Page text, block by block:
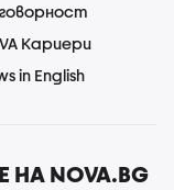
Кариери
in English
NOVA.BG